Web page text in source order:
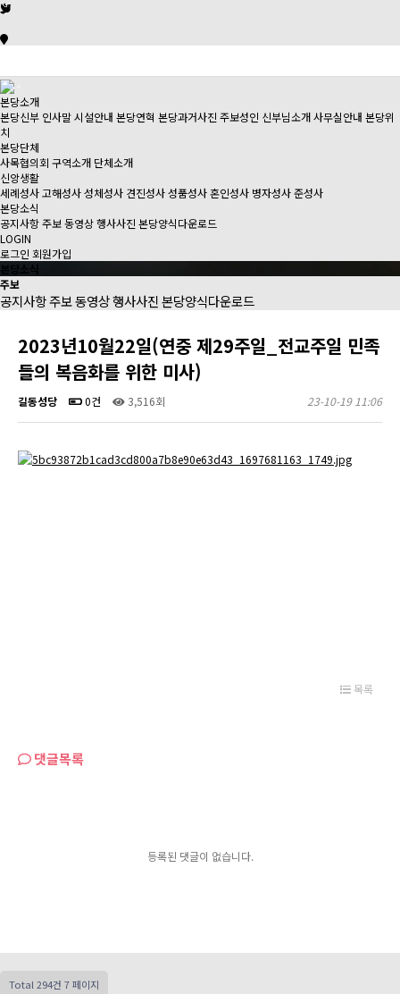
본당소개
본당신부 인사말시설안내 본당연혁 본당과거사진 주보성인 신부님소개사무실안내 본당위
치
본당단체
사목협의회 구역소개 단체소개
신앙생활
세례성사고해성사성체성사 견진성사성품성사혼인성사 병자성사준성사
본당소식
공지사항주보동영상행사사진 본당양식다운로드
LOGIN
로그인 회원가입
본당소식
주보
공지사항주보동영상행사사진본당양식다운로드
2023년10월22일(연중 제29주일_전교주일 민족
들의 복음화를 위한 미사)
길동성당 0건 3,516회 23-10-19 11:06
목록
댓글목록
등록된 댓글이 없습니다.
Total 294건 7 페이지